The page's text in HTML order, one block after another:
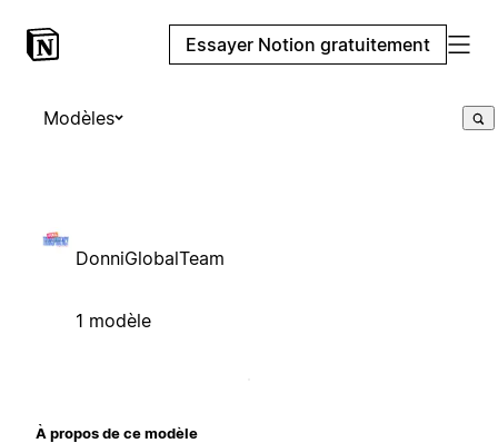
Essayer Notion gratuitement
Modèles
DonniGlobalTeam
1 modèle
À propos de ce modèle